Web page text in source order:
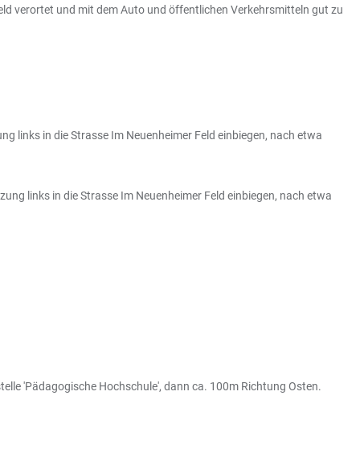
verortet und mit dem Auto und öffentlichen Verkehrsmitteln gut zu
links in die Strasse Im Neuenheimer Feld einbiegen, nach etwa
links in die Strasse Im Neuenheimer Feld einbiegen, nach etwa
'Pädagogische Hochschule', dann ca. 100m Richtung Osten.